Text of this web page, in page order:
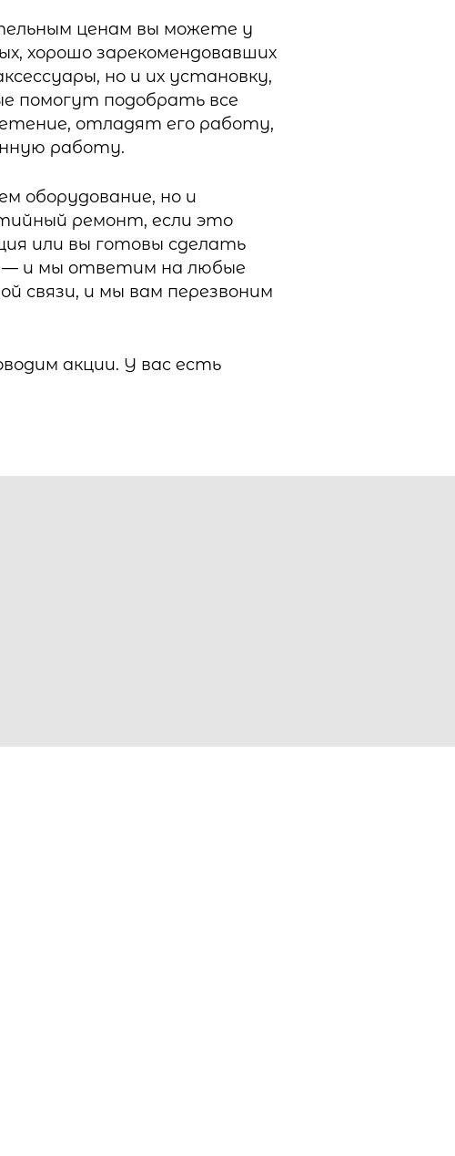
ценам вы можете у
хорошо зарекомендовавших
но и их установку,
помогут подобрать все
отладят его работу,
работу.
оборудование, но и
ремонт, если это
или вы готовы сделать
— и мы ответим на любые
связи, и мы вам перезвоним
акции. У вас есть